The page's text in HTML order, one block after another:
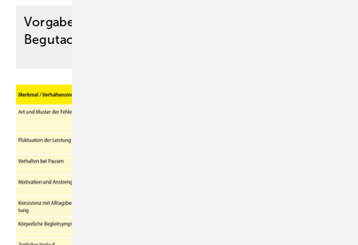
Vorgaben der KI-VO für die medizinische
Begutachtung